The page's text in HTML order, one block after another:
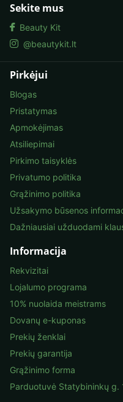
Pirkėjui
Blogas
Pristatymas
Apmokėjimas
Atsiliepimai
Pirkimo taisyklės
Privatumo politika
Grąžinimo politika
Užsakymo būsenos
Dažniausiai užduodami
Informacija
Rekvizitai
Lojalumo programa
10% nuolaida meistrams
Dovanų e-kuponas
Prekių ženklai
Prekių garantija
Grąžinimo forma
Parduotuvė Statybininkų g.
Sekite mus
Beauty Kit
@beautykit.lt